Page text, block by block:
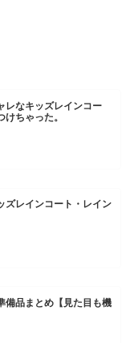
レなキッズレインコー
けちゃった。
ズレインコート・レイン
備品まとめ【見た目も機